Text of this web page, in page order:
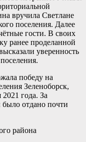
вручила Светлане
поселения. Далее
гости. В своих
ранее проделанной
уверенность
победу на
Зеленоборск,
года. За
отдано почти
района